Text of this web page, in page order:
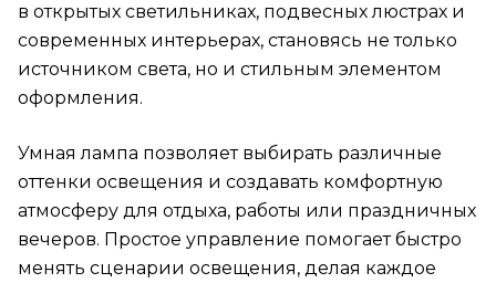
в открытых светильниках, подвесных люстрах и
современных интерьерах, становясь не только
источником света, но и стильным элементом
оформления.
Умная лампа позволяет выбирать различные
оттенки освещения и создавать комфортную
атмосферу для отдыха, работы или праздничных
вечеров. Простое управление помогает быстро
менять сценарии освещения, делая каждое